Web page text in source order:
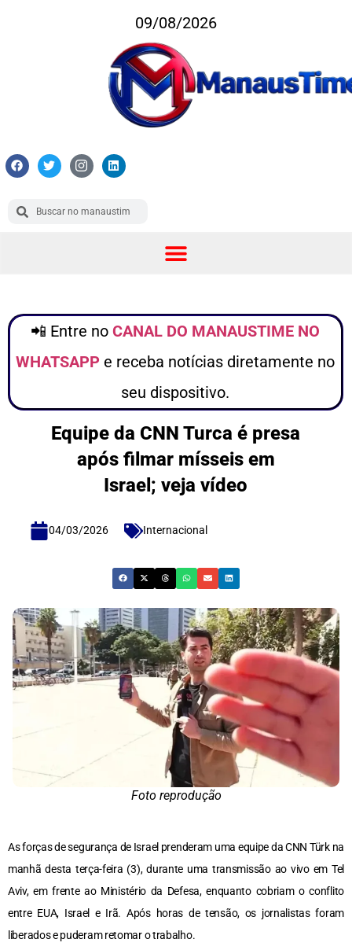
09/08/2026
📲 Entre no CANAL DO MANAUSTIME NO
WHATSAPP e receba notícias diretamente no
seu dispositivo.
Equipe da CNN Turca é presa
após filmar mísseis em
Israel; veja vídeo
04/03/2026 Internacional
Foto reprodução
As forças de segurança de Israel prenderam uma equipe da CNN Türk na
manhã desta terça-feira (3), durante uma transmissão ao vivo em Tel
Aviv, em frente ao Ministério da Defesa, enquanto cobriam o conflito
entre EUA, Israel e Irã. Após horas de tensão, os jornalistas foram
liberados e puderam retomar o trabalho.